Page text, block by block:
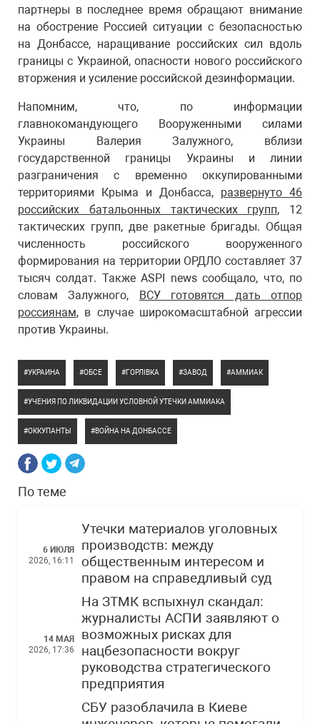
партнеры в последнее время обращают внимание
на обострение Россией ситуации с безопасностью
на Донбассе, наращивание российских сил вдоль
границы с Украиной, опасности нового российского
вторжения и усиление российской дезинформации.
Напомним, что, по информации
главнокомандующего Вооруженными силами
Украины Валерия Залужного, вблизи
государственной границы Украины и линии
разграничения с временно оккупированными
территориями Крыма и Донбасса, развернуто 46
российских батальонных тактических групп, 12
тактических групп, две ракетные бригады. Общая
численность российского вооруженного
формирования на территории ОРДЛО составляет 37
тысяч солдат. Также ASPI news сообщало, что, по
словам Залужного, ВСУ готовятся дать отпор
россиянам, в случае широкомасштабной агрессии
против Украины.
УКРАИНА ОБСЕ ГОРЛІВКА ЗАВОД АММИАК
УЧЕНИЯ ПО ЛИКВИДАЦИИ УСЛОВНОЙ УТЕЧКИ АММИАКА
ОККУПАНТЫ ВОЙНА НА ДОНБАССЕ
По теме
6 ИЮЛЯ
2026, 16:11
Утечки материалов уголовных
производств: между
общественным интересом и
правом на справедливый суд
14 МАЯ
2026, 17:36
На ЗТМК вспыхнул скандал:
журналисты АСПИ заявляют о
возможных рисках для
нацбезопасности вокруг
руководства стратегического
предприятия
СБУ разоблачила в Киеве